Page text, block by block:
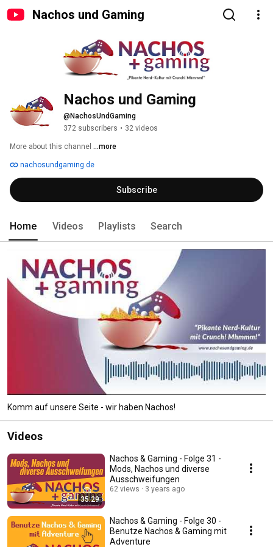
Nachos und Gaming
Nachos und Gaming
@NachosUndGaming
372 subscribers • 32 videos
More about this channel ...more
nachosundgaming.de
Subscribe
Home Videos Playlists Search
Komm auf unsere Seite - wir haben Nachos!
Videos
35:29
Nachos & Gaming - Folge 31 -
Mods, Nachos und diverse
Ausschweifungen
62 views 3 years ago
Nachos & Gaming - Folge 30 -
Benutze Nachos & Gaming mit
Adventure